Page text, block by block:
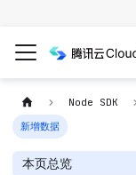
Node SDK
新增数据
本页总览